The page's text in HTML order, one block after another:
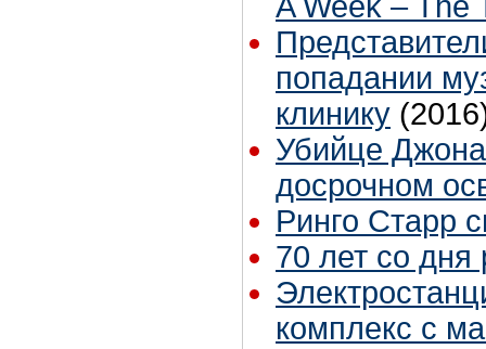
попадании
клинику
Убийце
досрочном
Ринго Старр
70 лет со
комплекс с